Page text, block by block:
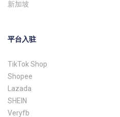
新加坡
平台入驻
TikTok Shop
Shopee
Lazada
SHEIN
Veryfb